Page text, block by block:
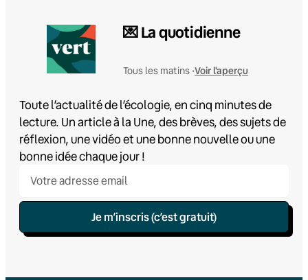
💌 La quotidienne
Tous les matins •Voir l'aperçu
Toute l’actualité de l’écologie, en cinq minutes de
lecture. Un article à la Une, des brèves, des sujets de
réflexion, une vidéo et une bonne nouvelle ou une
bonne idée chaque jour !
Je m’inscris (c’est gratuit)